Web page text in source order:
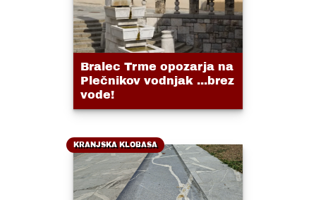
Bralec Trme opozarja na
Plečnikov vodnjak ...brez
vode!
KRANJSKA KLOBASA